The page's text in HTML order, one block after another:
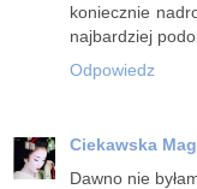
koniecznie
najbardziej
Odpowiedz
Ciekawska
Dawno nie